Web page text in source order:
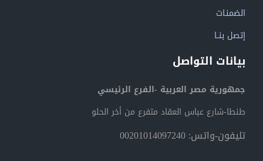
الضمنـات
إتصل بنــا
بيانات التواصل
جمهورية مصر العربية -الفرع الرئيسي
طنطا-شارع عباس العقاد متفرع من أخر الحلو
تليفون-واتس: 00201014097240